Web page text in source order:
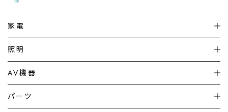
家電
加湿器・空気清浄機
暖房機 掃除機
照明
シーリングライト
デスクライト
AV機器
テレビ
パーツ